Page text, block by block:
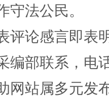
幻境
守法公民。
评论感言即表
编部联系，电
网站属多元发